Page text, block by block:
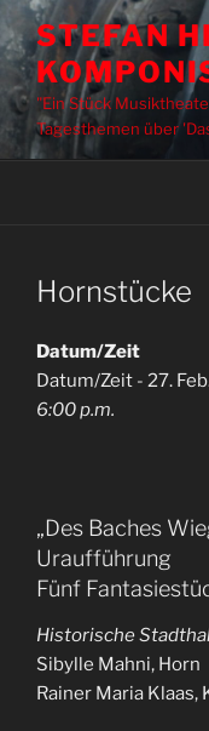
Zum
Inhalt
springen
STEFAN
"Ein Stück
Tagesthemen über
Hornstücke
Datum/Zeit
Datum/Zeit - 27.
6:00 p.m.
„Des Baches
Uraufführung
Fünf
Historische
Sibylle Mahni, Horn
Rainer Maria Klaas,